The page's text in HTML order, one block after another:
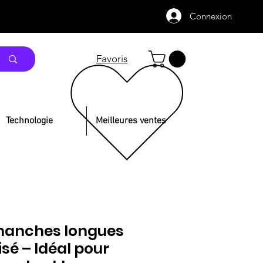
Connexion
Favoris
Technologie Meilleures ventes
longues
– Idéal pour